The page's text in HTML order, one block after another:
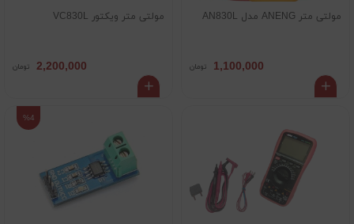
مولتی متر ANENG مدل AN830L
1,100,000 تومان
مولتی متر ویکتور VC830L
2,200,000 تومان
%4